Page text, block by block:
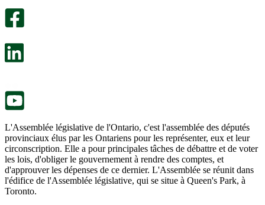
L'Assemblée législative de l'Ontario, c'est l'assemblée des députés
provinciaux élus par les Ontariens pour les représenter, eux et leur
circonscription. Elle a pour principales tâches de débattre et de voter
les lois, d'obliger le gouvernement à rendre des comptes, et
d'approuver les dépenses de ce dernier. L'Assemblée se réunit dans
l'édifice de l'Assemblée législative, qui se situe à Queen's Park, à
Toronto.